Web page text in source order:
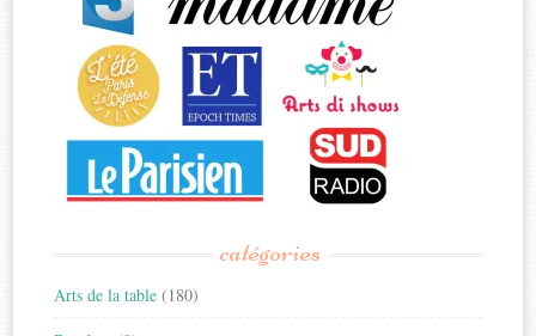
catégories
Arts de la table (180)